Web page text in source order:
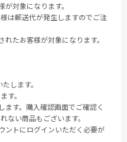
対象になります。
は郵送代が発生しますのでご注
たお客様が対象になります。
します。
す。
す。購入確認画面でご確認く
ない商品もございます。
ントにログインいただく必要が